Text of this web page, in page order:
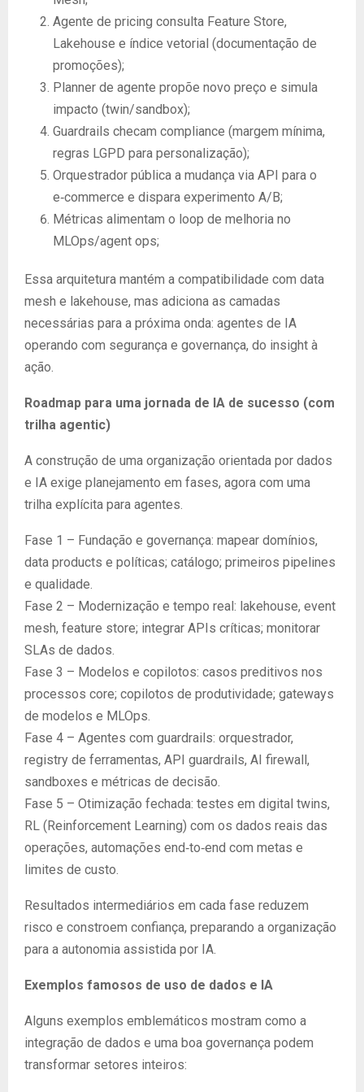
Agente de pricing consulta Feature Store,
Lakehouse e índice vetorial (documentação de
promoções);
Planner de agente propõe novo preço e simula
impacto (twin/sandbox);
Guardrails checam compliance (margem mínima,
regras LGPD para personalização);
Orquestrador pública a mudança via API para o
e‑commerce e dispara experimento A/B;
Métricas alimentam o loop de melhoria no
MLOps/agent ops;
Essa arquitetura mantém a compatibilidade com data
mesh e lakehouse, mas adiciona as camadas
necessárias para a próxima onda: agentes de IA
operando com segurança e governança, do insight à
ação.
Roadmap para uma jornada de IA de sucesso (com
trilha agentic)
A construção de uma organização orientada por dados
e IA exige planejamento em fases, agora com uma
trilha explícita para agentes.
Fase 1 – Fundação e governança: mapear domínios,
data products e políticas; catálogo; primeiros pipelines
e qualidade.
Fase 2 – Modernização e tempo real: lakehouse, event
mesh, feature store; integrar APIs críticas; monitorar
SLAs de dados.
Fase 3 – Modelos e copilotos: casos preditivos nos
processos core; copilotos de produtividade; gateways
de modelos e MLOps.
Fase 4 – Agentes com guardrails: orquestrador,
registry de ferramentas, API guardrails, AI firewall,
sandboxes e métricas de decisão.
Fase 5 – Otimização fechada: testes em digital twins,
RL (Reinforcement Learning) com os dados reais das
operações, automações end‑to‑end com metas e
limites de custo.
Resultados intermediários em cada fase reduzem
risco e constroem confiança, preparando a organização
para a autonomia assistida por IA.
Exemplos famosos de uso de dados e IA
Alguns exemplos emblemáticos mostram como a
integração de dados e uma boa governança podem
transformar setores inteiros: